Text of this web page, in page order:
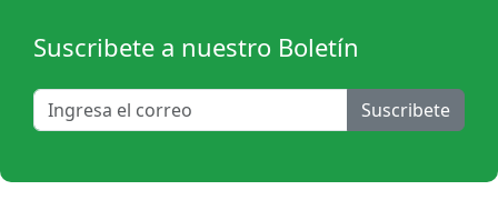
Suscribete a nuestro Boletín
Suscribete